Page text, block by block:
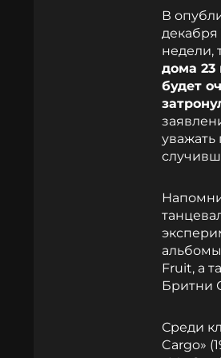
В
декабря
недели,
дома 23
будет
уважать
Fruit, а
Бритни
Среди
Cargo»